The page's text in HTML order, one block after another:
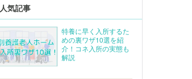
人気記事
特養に早く入所するた
めの裏ワザ10選を紹
介！コネ入所の実態も
解説